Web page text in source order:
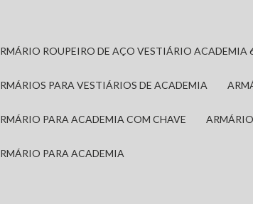
ARMÁRIO ROUPEIRO DE AÇO VESTIÁRIO ACADEMIA
ARMÁRIOS PARA VESTIÁRIOS DE ACADEMIA
ARMÁRIO PARA ACADEMIA COM CHAVE
ARMÁRIO PARA ACADEMIA